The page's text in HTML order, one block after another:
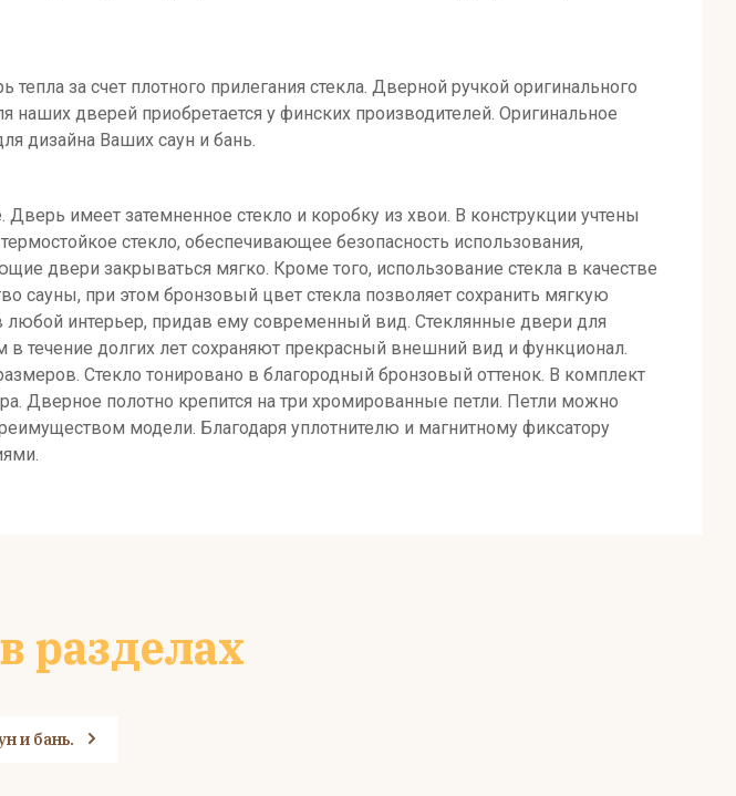
за счет плотного прилегания стекла. Дверной ручкой оригинального
дверей приобретается у финских производителей. Оригинальное
дизайна Ваших саун и бань.
имеет затемненное стекло и коробку из хвои. В конструкции учтены
стекло, обеспечивающее безопасность использования,
двери закрываться мягко. Кроме того, использование стекла в качестве
сауны, при этом бронзовый цвет стекла позволяет сохранить мягкую
интерьер, придав ему современный вид. Стеклянные двери для
течение долгих лет сохраняют прекрасный внешний вид и функционал.
Стекло тонировано в благородный бронзовый оттенок. В комплект
Дверное полотно крепится на три хромированные петли. Петли можно
модели. Благодаря уплотнителю и магнитному фиксатору
разделах
и бань.